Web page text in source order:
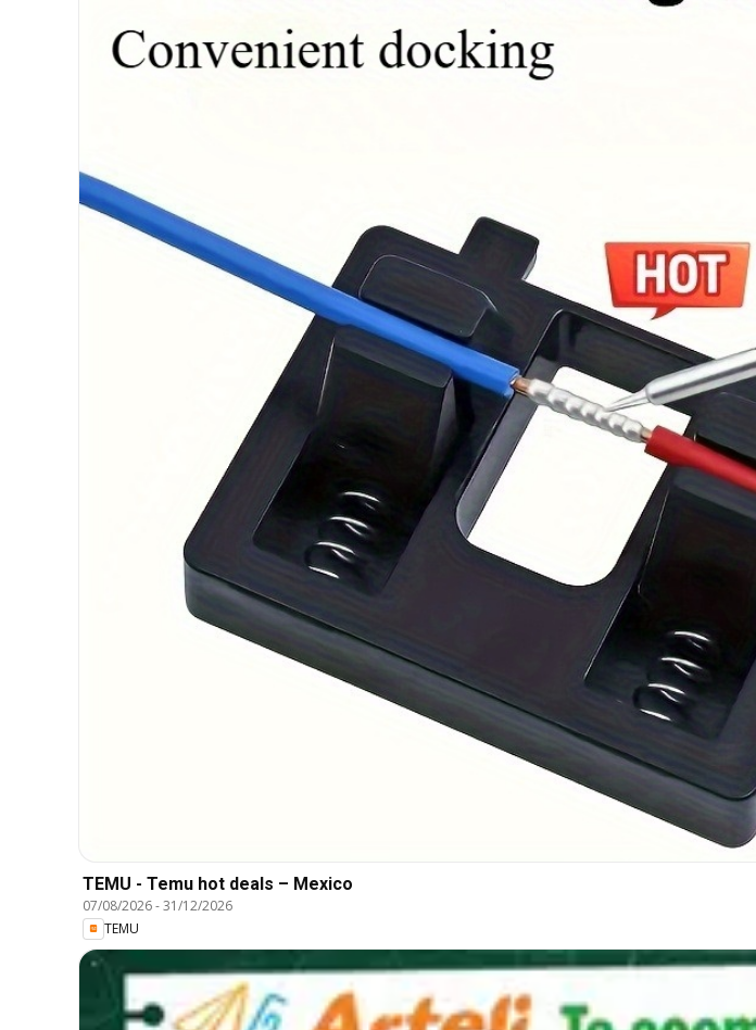
TEMU - Temu hot deals – Mexico
07/08/2026-31/12/2026
TEMU